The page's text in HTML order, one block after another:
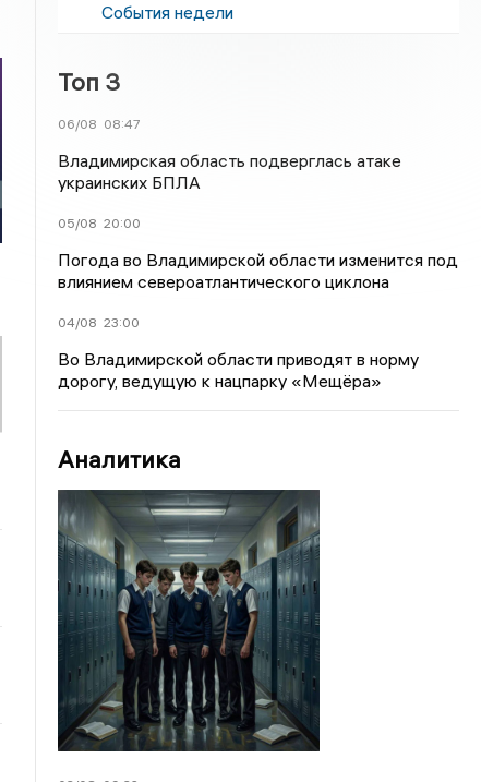
События недели
Топ 3
06/08 08:47
Владимирская область подверглась атаке
украинских БПЛА
05/08 20:00
Погода во Владимирской области изменится под
влиянием североатлантического циклона
04/08 23:00
Во Владимирской области приводят в норму
дорогу, ведущую к нацпарку «Мещёра»
Аналитика